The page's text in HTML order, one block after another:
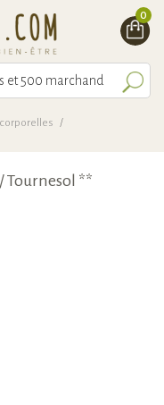
0
/
Tournesol **